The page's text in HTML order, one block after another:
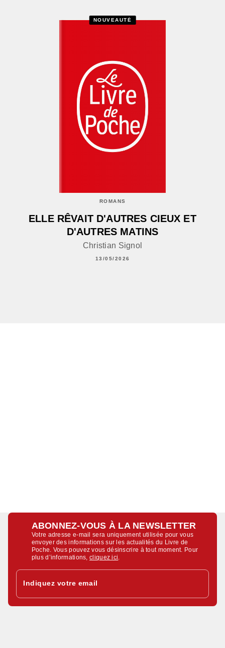
NOUVEAUTÉ
ROMANS
ELLE RÊVAIT D'AUTRES CIEUX ET
D'AUTRES MATINS
Christian Signol
13/05/2026
ABONNEZ-VOUS À LA NEWSLETTER
Votre adresse e-mail sera uniquement utilisée pour vous
envoyer des informations sur les actualités du Livre de
Poche. Vous pouvez vous désinscrire à tout moment. Pour
plus d’informations,cliquez ici
Indiquez votre email